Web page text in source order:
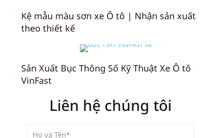
Kệ mẫu màu sơn xe Ô tô | Nhận sản xuất
theo thiết kế
Sản Xuất Bục Thông Số Kỹ Thuật Xe Ô tô
VinFast
Liên hệ chúng tôi